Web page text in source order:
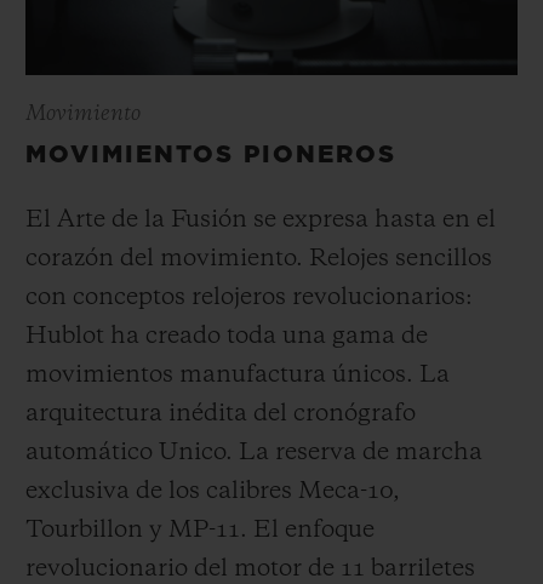
Movimiento
MOVIMIENTOS PIONEROS
El Arte de la Fusión se expresa hasta en el
corazón del movimiento. Relojes sencillos
con conceptos relojeros revolucionarios:
Hublot ha creado toda una gama de
movimientos manufactura únicos. La
arquitectura inédita del cronógrafo
automático Unico. La reserva de marcha
exclusiva de los calibres Meca-10,
Tourbillon y MP-11. El enfoque
revolucionario del motor de 11 barriletes